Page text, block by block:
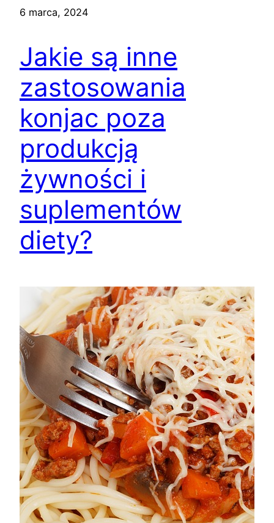
6 marca, 2024
Jakie są inne
zastosowania
konjac poza
produkcją
żywności i
suplementów
diety?